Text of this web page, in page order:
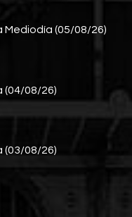
(05/08/26)
(04/08/26)
(03/08/26)